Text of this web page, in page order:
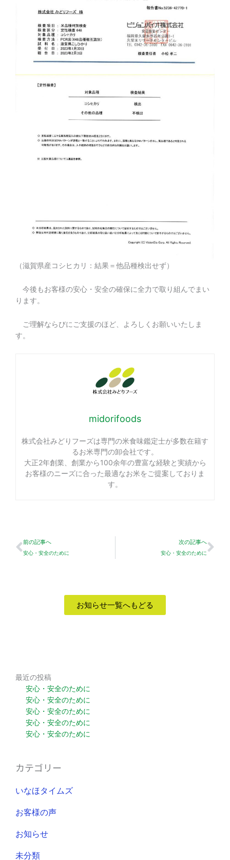
（滋賀県産コシヒカリ：結果＝他品種検出せず）
今後もお客様の安心・安全の確保に全力で取り組んでまい
ります。
ご理解ならびにご支援のほど、よろしくお願いいたしま
す。
midorifoods
株式会社みどりフーズは専門の米食味鑑定士が多数在籍す
るお米専門の卸会社です。
大正2年創業、創業から100余年の豊富な経験と実績から
お客様のニーズに合った最適なお米をご提案しておりま
す。
前の記事へ
安心・安全のために
次の記事へ
安心・安全のために
お知らせ一覧へもどる
最近の投稿
安心・安全のために
安心・安全のために
安心・安全のために
安心・安全のために
安心・安全のために
カテゴリー
いなほタイムズ
お客様の声
お知らせ
未分類